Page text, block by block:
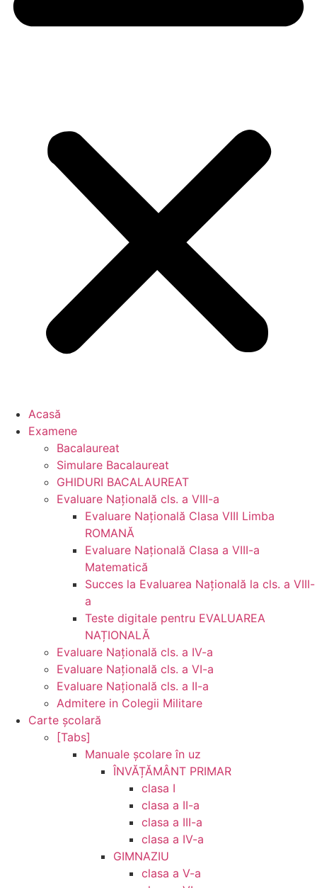
Acasă
Examene
Bacalaureat
Simulare Bacalaureat
GHIDURI BACALAUREAT
Evaluare Naţională cls. a VIII-a
Evaluare Naţională Clasa VIII Limba
ROMANĂ
Evaluare Naţională Clasa a VIII-a
Matematică
Succes la Evaluarea Națională la cls. a VIII-
a
Teste digitale pentru EVALUAREA
NAȚIONALĂ
Evaluare Naţională cls. a IV-a
Evaluare Naţională cls. a VI-a
Evaluare Naţională cls. a II-a
Admitere in Colegii Militare
Carte şcolară
[Tabs]
Manuale şcolare în uz
ÎNVĂȚĂMÂNT PRIMAR
clasa I
clasa a II-a
clasa a III-a
clasa a IV-a
GIMNAZIU
clasa a V-a